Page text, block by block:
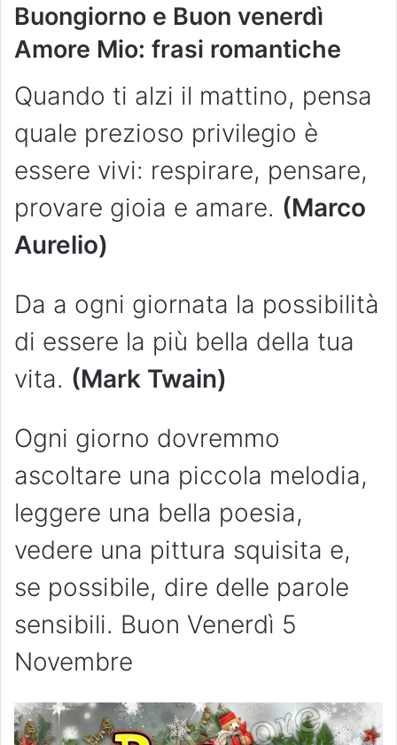
Buongiorno e Buon venerdì
Amore Mio: frasi romantiche
Quando ti alzi il mattino, pensa
quale prezioso privilegio è
essere vivi: respirare, pensare,
provare gioia e amare. (Marco
Aurelio)
Da a ogni giornata la possibilità
di essere la più bella della tua
vita. (Mark Twain)
Ogni giorno dovremmo
ascoltare una piccola melodia,
leggere una bella poesia,
vedere una pittura squisita e,
se possibile, dire delle parole
sensibili. Buon Venerdì 5
Novembre